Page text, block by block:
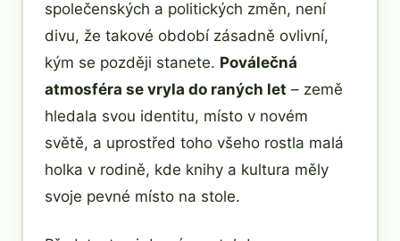
společenských a politických změn, není
divu, že takové období zásadně ovlivní,
kým se později stanete. Poválečná
atmosféra se vryla do raných let – země
hledala svou identitu, místo v novém
světě, a uprostřed toho všeho rostla malá
holka v rodině, kde knihy a kultura měly
svoje pevné místo na stole.